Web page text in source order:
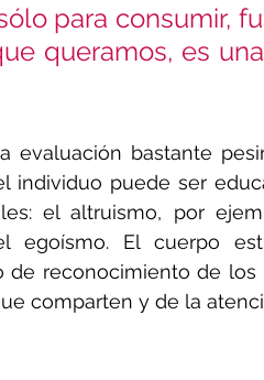
para consumir,
queramos, es
evaluación bastante
individuo puede ser
el altruismo, por
egoísmo. El cuerpo
reconocimiento de los
comparten y de la